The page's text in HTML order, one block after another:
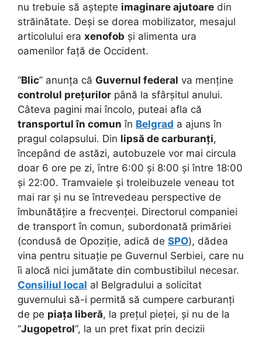
nu trebuie să aștepte imaginare ajutoare din
străinătate. Deși se dorea mobilizator, mesajul
articolului era xenofob și alimenta ura
oamenilor față de Occident.
“Blic” anunța că Guvernul federal va menține
controlul prețurilor până la sfârșitul anului.
Câteva pagini mai încolo, puteai afla că
transportul în comun în Belgrad a ajuns în
pragul colapsului. Din lipsă de carburanți,
începând de astăzi, autobuzele vor mai circula
doar 6 ore pe zi, între 6:00 și 8:00 și între 18:00
și 22:00. Tramvaiele și troleibuzele veneau tot
mai rar și nu se întrevedeau perspective de
îmbunătățire a frecvenței. Directorul companiei
de transport în comun, subordonată primăriei
(condusă de Opoziție, adică de SPO), dădea
vina pentru situație pe Guvernul Serbiei, care nu
îi alocă nici jumătate din combustibilul necesar.
Consiliul local al Belgradului a solicitat
guvernului să-i permită să cumpere carburanți
de pe piața liberă, la prețul pieței, și nu de la
“Jugopetrol“, la un pret fixat prin decizii